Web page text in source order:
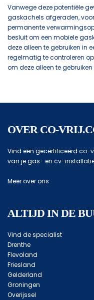
Vanwege deze potentiële
gaskachels afgeraden,
permanente
besluit om een mobiele
deze alleen te gebruiken in
regelmatig te controleren
om deze alleen te
OVER CO-
Vind een gecertificeerd co-
van je gas- en cv-
Meer over ons
ALTIJD IN DE
Vind de specialist
Drenthe
Flevoland
Friesland
Gelderland
Groningen
Overijssel